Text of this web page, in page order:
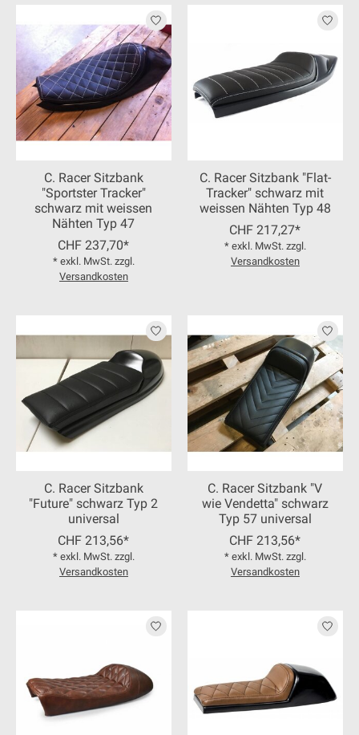
C. Racer Sitzbank
"Sportster Tracker"
schwarz mit weissen
Nähten Typ 47
CHF 237,70*
* exkl. MwSt. zzgl.
Versandkosten
C. Racer Sitzbank "Flat-
Tracker" schwarz mit
weissen Nähten Typ 48
CHF 217,27*
* exkl. MwSt. zzgl.
Versandkosten
C. Racer Sitzbank
"Future" schwarz Typ 2
universal
CHF 213,56*
* exkl. MwSt. zzgl.
Versandkosten
C. Racer Sitzbank "V
wie Vendetta" schwarz
Typ 57 universal
CHF 213,56*
* exkl. MwSt. zzgl.
Versandkosten